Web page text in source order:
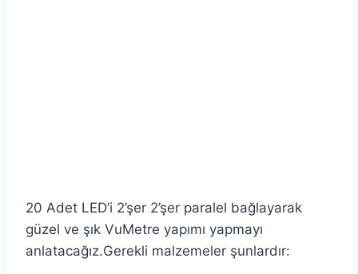
20 Adet LED’i 2’şer 2’şer paralel bağlayarak
güzel ve şık VuMetre yapımı yapmayı
anlatacağız.Gerekli malzemeler şunlardır: